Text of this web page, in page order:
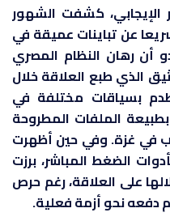
الإيجابي، كشفت الشهور
عن تباينات عميقة في
أن رهان النظام المصري
الذي طبع العلاقة خلال
بسياقات مختلفة في
الملفات المطروحة
في غزة. وفي حين أظهرت
الضغط المباشر، برزت
على العلاقة، رغم حرص
دفعه نحو أزمة فعلية.